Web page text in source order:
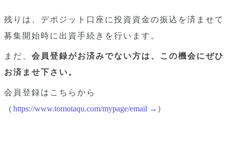
残りは、デポジット口座に投資資金の振込を済ませて
募集開始時に出資手続きを行います。
まだ、 会員登録がお済みでない方は、この機会にぜひ
お済ませ下さい。
会員登録はこちらから
（ https://www.tomotaqu.com/mypage/email → ）